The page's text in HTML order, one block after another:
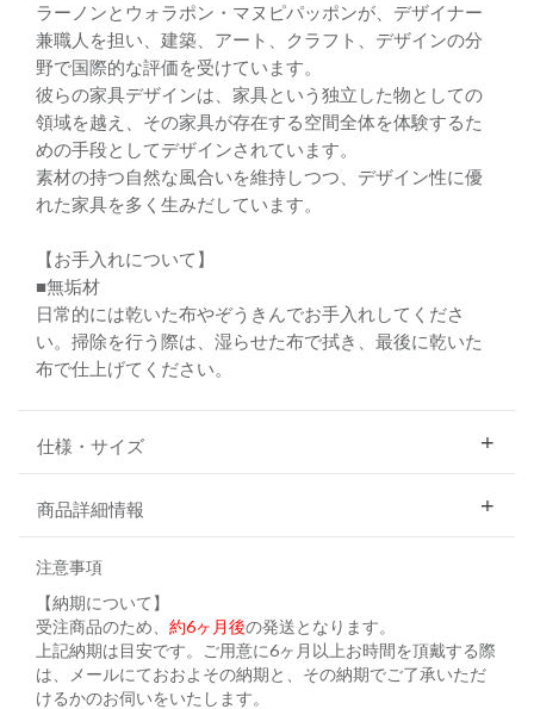
ラーノンとウォラポン・マヌピパッポンが、デザイナー
兼職人を担い、建築、アート、クラフト、デザインの分
野で国際的な評価を受けています。
彼らの家具デザインは、家具という独立した物としての
領域を越え、その家具が存在する空間全体を体験するた
めの手段としてデザインされています。
素材の持つ自然な風合いを維持しつつ、デザイン性に優
れた家具を多く生みだしています。
【お手入れについて】
■無垢材
日常的には乾いた布やぞうきんでお手入れしてくださ
い。掃除を行う際は、湿らせた布で拭き、最後に乾いた
布で仕上げてください。
仕様・サイズ
商品詳細情報
注意事項
【納期について】
受注商品のため、 約6ヶ月後の発送となります。
上記納期は目安です。ご用意に6ヶ月以上お時間を頂戴する際
は、メールにておおよその納期と、その納期でご了承いただ
けるかのお伺いをいたします。